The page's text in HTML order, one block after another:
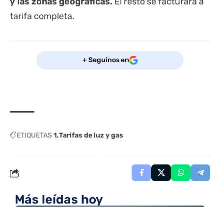
tarifa completa.
+ Seguinos en
ETIQUETAS 1 Tarifas de luz y gas
Más leídas hoy